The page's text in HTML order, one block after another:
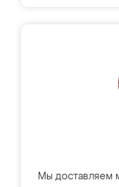
Мы доставляем